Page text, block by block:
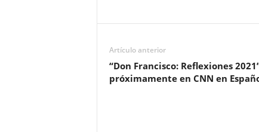
Artículo anterior
“Don Francisco: Reflexiones
próximamente en CNN en